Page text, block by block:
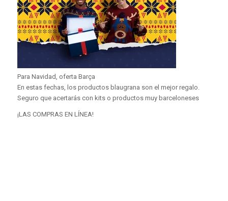
Para Navidad, oferta Barça
En estas fechas, los productos blaugrana son el mejor regalo.
Seguro que acertarás con kits o productos muy barceloneses
¡LAS COMPRAS EN LÍNEA!